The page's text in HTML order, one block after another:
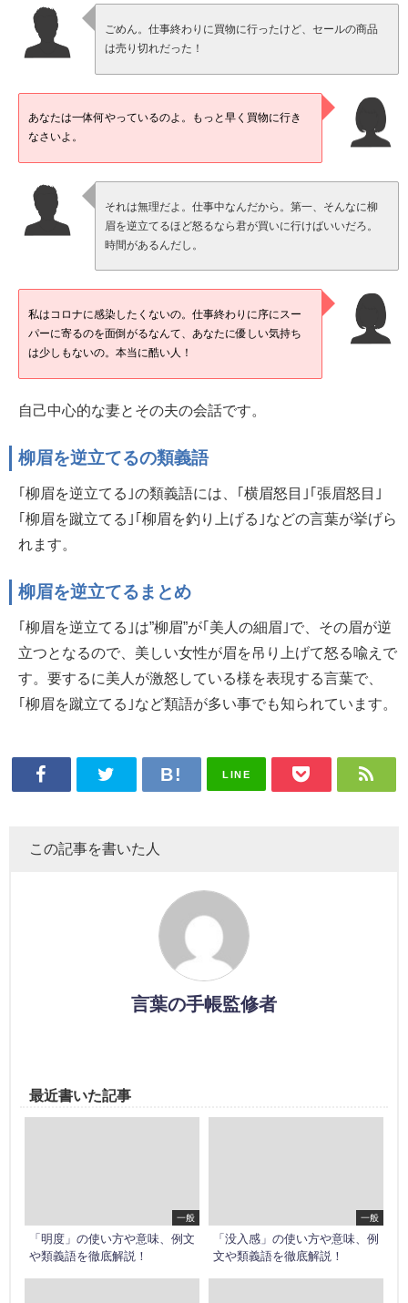
ごめん。仕事終わりに買物に行ったけど、セールの商品
は売り切れだった！
あなたは一体何やっているのよ。もっと早く買物に行き
なさいよ。
それは無理だよ。仕事中なんだから。第一、そんなに柳
眉を逆立てるほど怒るなら君が買いに行けばいいだろ。
時間があるんだし。
私はコロナに感染したくないの。仕事終わりに序にスー
パーに寄るのを面倒がるなんて、あなたに優しい気持ち
は少しもないの。本当に酷い人！
自己中心的な妻とその夫の会話です。
柳眉を逆立てるの類義語
｢柳眉を逆立てる｣の類義語には、｢横眉怒目｣｢張眉怒目｣
｢柳眉を蹴立てる｣｢柳眉を釣り上げる｣などの言葉が挙げら
れます。
柳眉を逆立てるまとめ
｢柳眉を逆立てる｣は”柳眉”が｢美人の細眉｣で、その眉が逆
立つとなるので、美しい女性が眉を吊り上げて怒る喩えで
す。要するに美人が激怒している様を表現する言葉で、
｢柳眉を蹴立てる｣など類語が多い事でも知られています。
LINE
この記事を書いた人
言葉の手帳監修者
最近書いた記事
一般
「明度」の使い方や意味、例文
や類義語を徹底解説！
一般
「没入感」の使い方や意味、例
文や類義語を徹底解説！